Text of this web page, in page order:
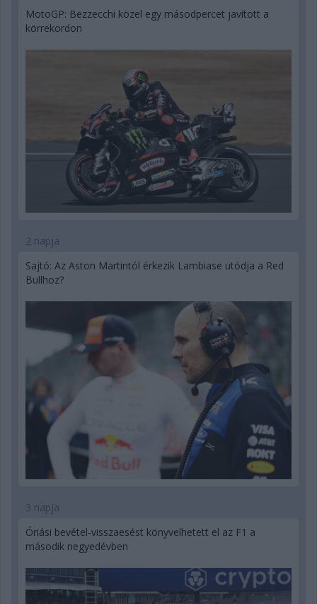
MotoGP: Bezzecchi közel egy másodpercet javított a
körrekordon
2 napja
Sajtó: Az Aston Martintól érkezik Lambiase utódja a Red
Bullhoz?
3 napja
Óriási bevétel-visszaesést könyvelhetett el az F1 a
második negyedévben